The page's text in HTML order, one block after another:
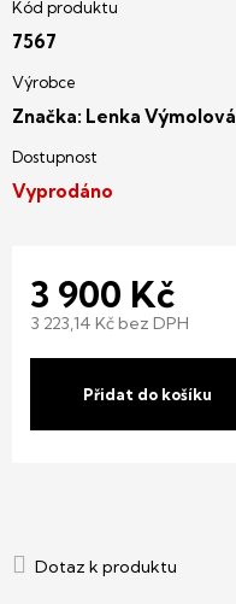
3 900 Kč
3 223,14 Kč bez DPH
Přidat do košíku
7567
Značka: Lenka Výmolová
Vyprodáno